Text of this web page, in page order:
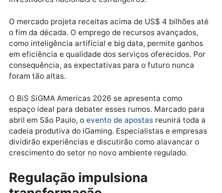
janeiro de 2025. Graças a esse marco legal, o
está mais estável e seguro tanto para empresas
quanto para consumidores. Desde então,
oportunidades deixam o Brasil ainda mais atrativo
investidores nacionais e estrangeiros.
O mercado projeta receitas acima de US$ 4 bilhões
como inteligência artificial e big data, permite
em eficiência e qualidade dos serviços oferecidos.
consequência, as expectativas para o futuro nunca
foram tão altas.
espaço ideal para debater esses rumos. Marcado
abril em São Paulo, oevento de apostas